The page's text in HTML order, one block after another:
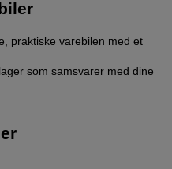
praktiske varebilen med et
som samsvarer med dine